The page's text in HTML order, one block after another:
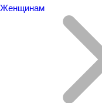
Женщинам